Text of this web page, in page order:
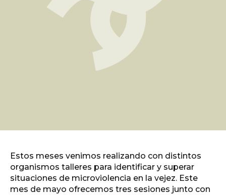
Estos meses venimos realizando con distintos
organismos talleres para identificar y superar
situaciones de microviolencia en la vejez. Este
mes de mayo ofrecemos tres sesiones junto con